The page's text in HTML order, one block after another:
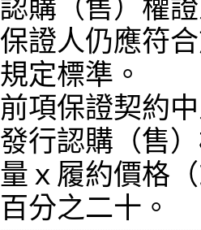
認購（售）權
保證人仍應符
規定標準。
前項保證契約
發行認購（售
量ｘ履約價格
百分之二十。